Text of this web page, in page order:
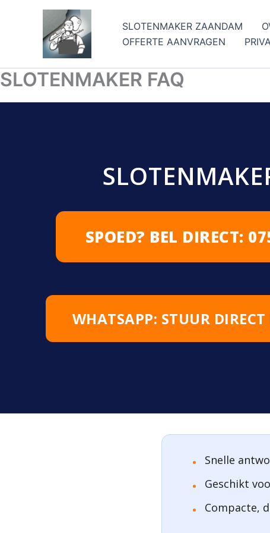
SLOTENMAKER ZAANDAM
OFFERTE AANVRAGEN
SLOTENMAKER FAQ
SPOED? BEL DIRECT:
WHATSAPP: STUUR DIRECT
Snelle
Geschikt
Compacte,